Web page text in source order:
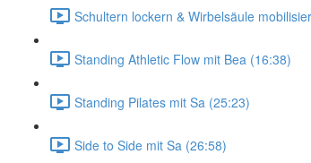
Schultern lockern & Wirbelsäule
Standing Athletic Flow mit Bea (16:38)
Standing Pilates mit Sa (25:23)
Side to Side mit Sa (26:58)